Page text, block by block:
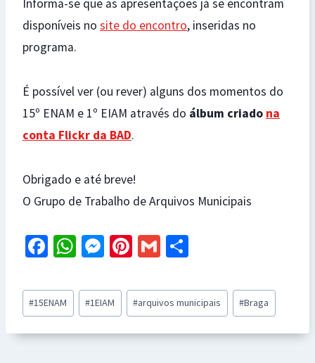
Informa-se que as apresentações já se encontram
disponíveis no site do encontro, inseridas no
programa.
É possível ver (ou rever) alguns dos momentos do
15º ENAM e 1º EIAM através do álbum criado na
conta Flickr da BAD.
Obrigado e até breve!
O Grupo de Trabalho de Arquivos Municipais
Fa
b
o
o
W
at
sA
p
M
se
n
ge
Pi
er
es
t
G
ai
l
ar
e
Post
Tags:
#15ENAM #1EIAM #arquivos municipais #Braga